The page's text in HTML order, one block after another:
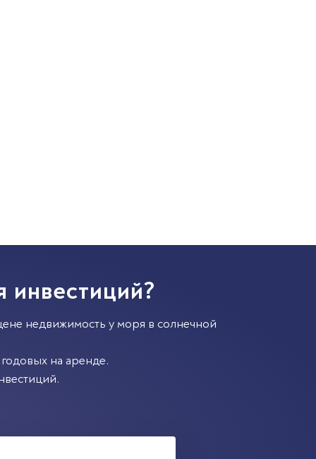
недвижимость у моря в солнечной
на аренде.